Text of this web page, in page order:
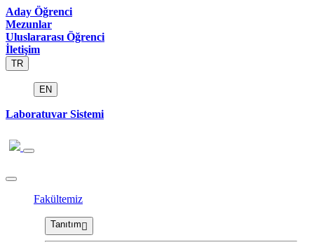
Aday Öğrenci
Mezunlar
Uluslararası Öğrenci
İletişim
TR
EN
Laboratuvar Sistemi
Fakültemiz
Tanıtım